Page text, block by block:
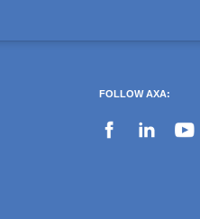
FOLLOW AXA: